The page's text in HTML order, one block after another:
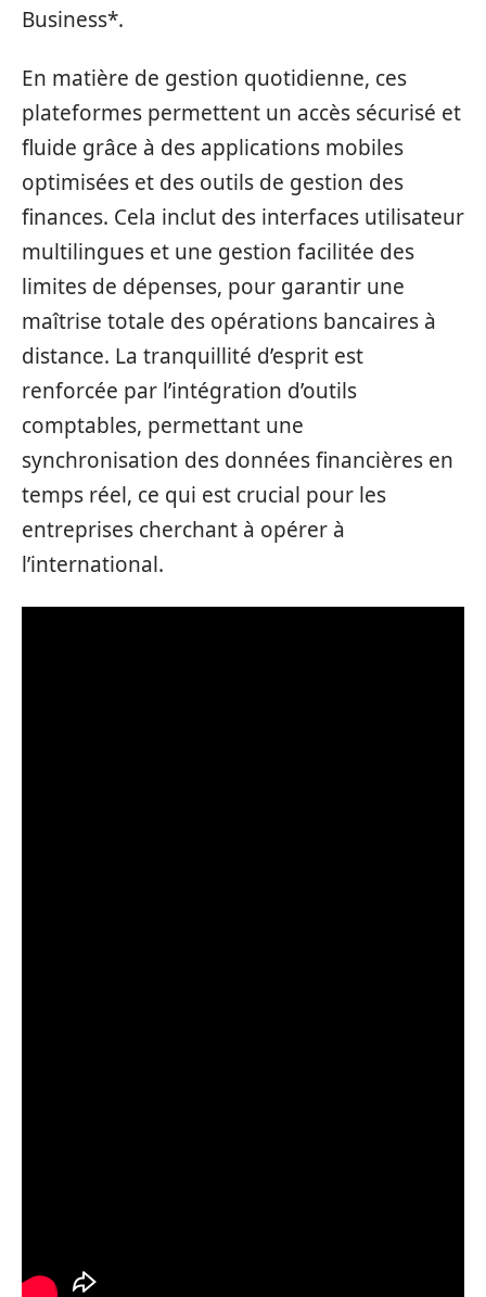
Business*.
En matière de gestion quotidienne, ces
plateformes permettent un accès sécurisé et
fluide grâce à des applications mobiles
optimisées et des outils de gestion des
finances. Cela inclut des interfaces utilisateur
multilingues et une gestion facilitée des
limites de dépenses, pour garantir une
maîtrise totale des opérations bancaires à
distance. La tranquillité d’esprit est
renforcée par l’intégration d’outils
comptables, permettant une
synchronisation des données financières en
temps réel, ce qui est crucial pour les
entreprises cherchant à opérer à
l’international.